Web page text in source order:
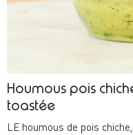
Houmous pois
toastée
LE houmous de pois